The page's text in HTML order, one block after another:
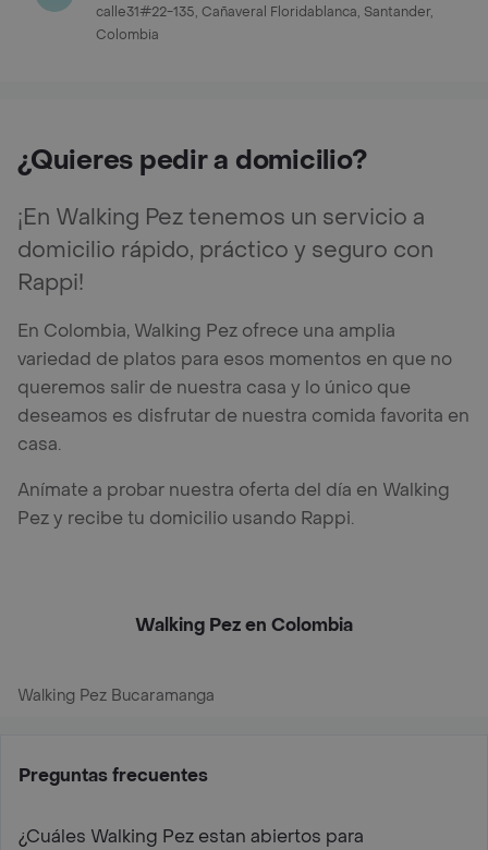
calle31#22-135, Cañaveral Floridablanca, Santander,
Colombia
¿Quieres pedir a domicilio?
¡En Walking Pez tenemos un servicio a
domicilio rápido, práctico y seguro con
Rappi!
En Colombia, Walking Pez ofrece una amplia
variedad de platos para esos momentos en que no
queremos salir de nuestra casa y lo único que
deseamos es disfrutar de nuestra comida favorita en
casa.
Anímate a probar nuestra oferta del día en Walking
Pez y recibe tu domicilio usando Rappi.
Walking Pez en Colombia
Walking Pez Bucaramanga
Preguntas frecuentes
¿Cuáles Walking Pez estan abiertos para